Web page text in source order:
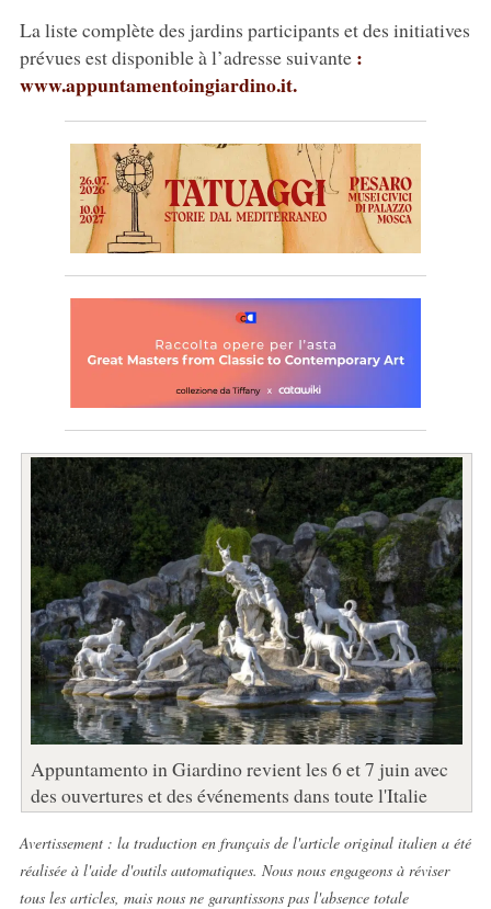
La liste complète des jardins participants et des initiatives
prévues est disponible à l’adresse suivante :
www.appuntamentoingiardino.it.
Appuntamento in Giardino revient les 6 et 7 juin avec
des ouvertures et des événements dans toute l'Italie
Avertissement : la traduction en français de l'article original italien a été
réalisée à l'aide d'outils automatiques. Nous nous engageons à réviser
tous les articles, mais nous ne garantissons pas l'absence totale